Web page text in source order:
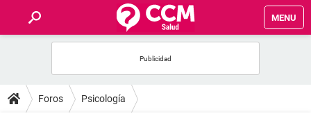
MENU
FOROS
Foros Psicología